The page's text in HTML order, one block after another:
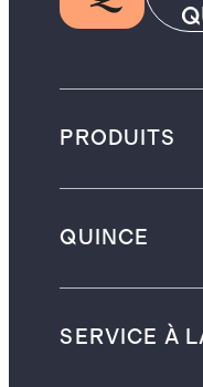
PRODUITS
QUINCE
SERVICE À